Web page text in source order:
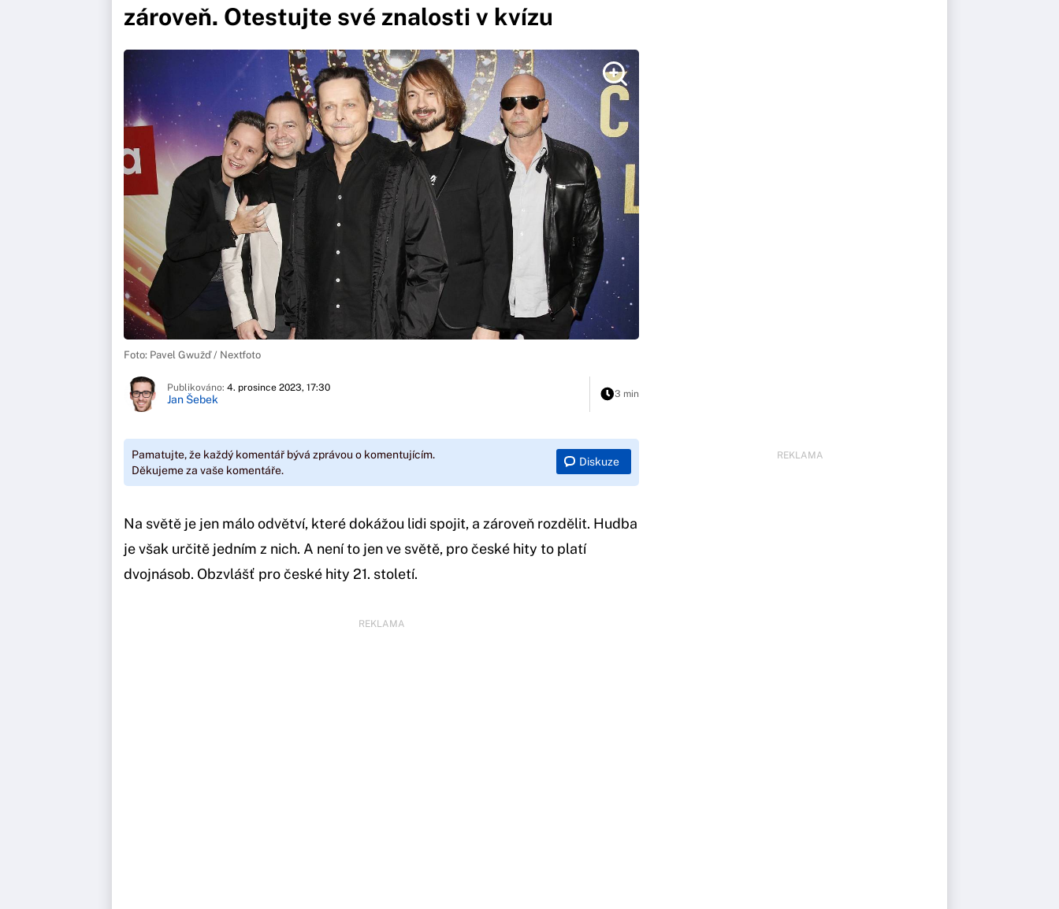
zároveň. Otestujte své znalosti v kvízu
Foto: Pavel Gwužď / Nextfoto
Publikováno: 4. prosince 2023, 17:30
Jan Šebek 3 min
Pamatujte, že každý komentář bývá zprávou o komentujícím.
Děkujeme za vaše komentáře.
Diskuze
Na světě je jen málo odvětví, které dokážou lidi spojit, a zároveň rozdělit. Hudba
je však určitě jedním z nich. A není to jen ve světě, pro české hity to platí
dvojnásob. Obzvlášť pro české hity 21. století.
REKLAMA
REKLAMA